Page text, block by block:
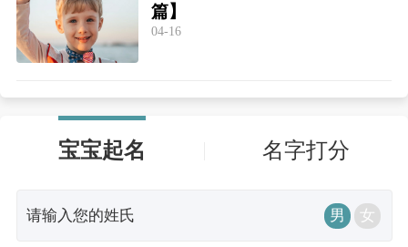
篇】
04-16
宝宝起名 名字打分
男 女